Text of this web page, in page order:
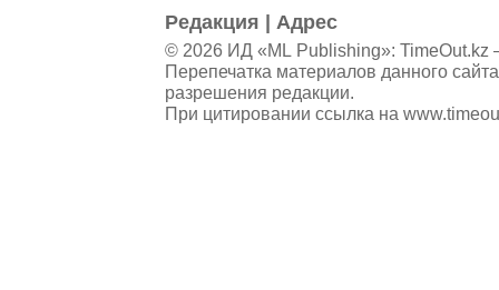
Редакция | Адрес
© 2026 ИД «ML Publishing»: TimeOut.kz
Перепечатка материалов данного
разрешения редакции.
При цитировании ссылка на